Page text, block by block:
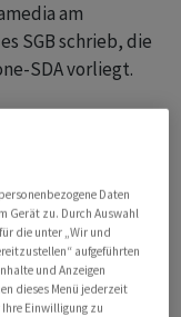
am
SGB schrieb, die
SDA vorliegt.
Kantone
erhöhten sie
Zürich würden
Einwohnerzahl
Daten
Gerät zu. Durch Auswahl
die unter „Wir und
aufgeführten
und Anzeigen
dieses Menü jederzeit
Einwilligung zu